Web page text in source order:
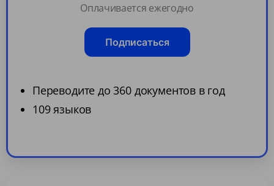
Оплачивается ежегодно
Подписаться
Переводите до 360 документов в год
109 языков